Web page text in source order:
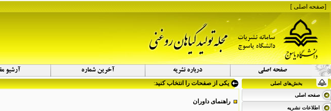
[صفحه اصلی]
بخش‌های اصلی
صفحه اصلی
اطلاعات نشریه
یکی از صفحات را انتخاب کنید:
راهنمای داوران